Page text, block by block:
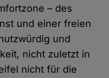
– des
und einer freien
und
nicht zuletzt in
nicht für die